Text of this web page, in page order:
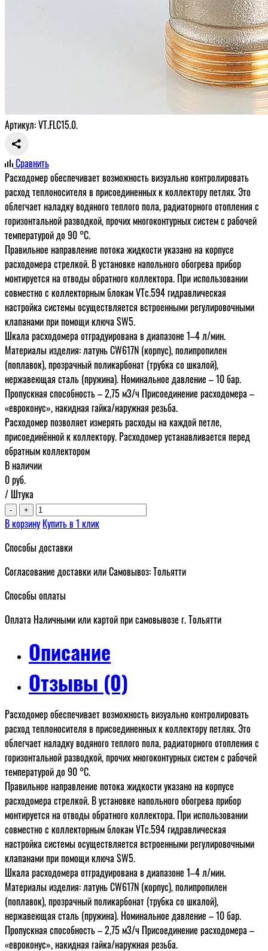
Артикул: VT.FLC15.0.
Сравнить
Расходомер обеспечивает возможность визуально контролировать
расход теплоносителя в присоединенных к коллектору петлях. Это
облегчает наладку водяного теплого пола, радиаторного отопления с
горизонтальной разводкой, прочих многоконтурных систем с рабочей
температурой до 90 °C.
Правильное направление потока жидкости указано на корпусе
расходомера стрелкой. В установке напольного обогрева прибор
монтируется на отводы обратного коллектора. При использовании
совместно с коллекторным блокам VTc.594 гидравлическая
настройка системы осуществляется встроенными регулировочными
клапанами при помощи ключа SW5.
Шкала расходомера отградуирована в диапазоне 1–4 л/мин.
Материалы изделия: латунь CW617N (корпус), полипропилен
(поплавок), прозрачный поликарбонат (трубка со шкалой),
нержавеющая сталь (пружина). Номинальное давление – 10 бар.
Пропускная способность – 2,75 м3/ч Присоединение расходомера –
«евроконус», накидная гайка/наружная резьба.
Расходомер позволяет измерять расходы на каждой петле,
присоединённой к коллектору. Расходомер устанавливается перед
обратным коллектором
В наличии
0руб.
/ Штука
- +
В корзину Купить в 1 клик
Способы доставки
Согласование доставки или Самовывоз: Тольятти
Способы оплаты
Оплата Наличными или картой при самовывозе г. Тольятти
Описание
Отзывы (0)
Расходомер обеспечивает возможность визуально контролировать
расход теплоносителя в присоединенных к коллектору петлях. Это
облегчает наладку водяного теплого пола, радиаторного отопления с
горизонтальной разводкой, прочих многоконтурных систем с рабочей
температурой до 90 °C.
Правильное направление потока жидкости указано на корпусе
расходомера стрелкой. В установке напольного обогрева прибор
монтируется на отводы обратного коллектора. При использовании
совместно с коллекторным блокам VTc.594 гидравлическая
настройка системы осуществляется встроенными регулировочными
клапанами при помощи ключа SW5.
Шкала расходомера отградуирована в диапазоне 1–4 л/мин.
Материалы изделия: латунь CW617N (корпус), полипропилен
(поплавок), прозрачный поликарбонат (трубка со шкалой),
нержавеющая сталь (пружина). Номинальное давление – 10 бар.
Пропускная способность – 2,75 м3/ч Присоединение расходомера –
«евроконус», накидная гайка/наружная резьба.